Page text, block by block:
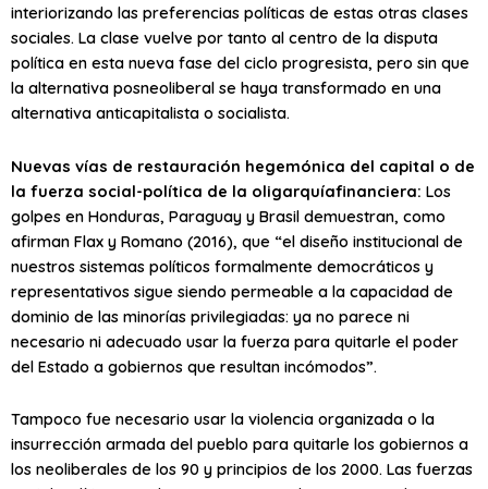
interiorizando las preferencias políticas de estas otras clases
sociales. La clase vuelve por tanto al centro de la disputa
política en esta nueva fase del ciclo progresista, pero sin que
la alternativa posneoliberal se haya transformado en una
alternativa anticapitalista o socialista.
Nuevas vías de restauración hegemónica del capital o de
la fuerza social-política de la oligarquíafinanciera: Los
golpes en Honduras, Paraguay y Brasil demuestran, como
afirman Flax y Romano (2016), que “el diseño institucional de
nuestros sistemas políticos formalmente democráticos y
representativos sigue siendo permeable a la capacidad de
dominio de las minorías privilegiadas: ya no parece ni
necesario ni adecuado usar la fuerza para quitarle el poder
del Estado a gobiernos que resultan incómodos”.
Tampoco fue necesario usar la violencia organizada o la
insurrección armada del pueblo para quitarle los gobiernos a
los neoliberales de los 90 y principios de los 2000. Las fuerzas